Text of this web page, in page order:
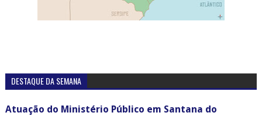
DESTAQUE DA SEMANA
Atuação do Ministério Público em Santana do